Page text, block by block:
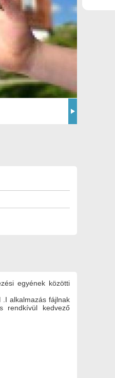
egyének közötti
alkalmazás fájlnak
kedvező